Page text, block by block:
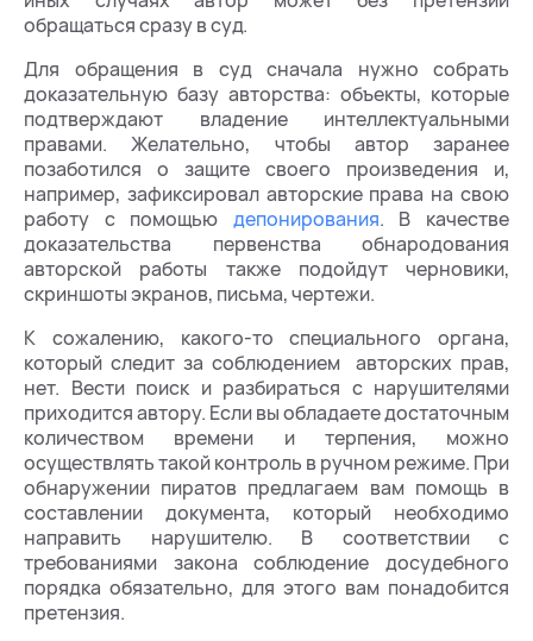
обращаться сразу в суд.
Для обращения в суд сначала нужно собрать
доказательную базу авторства: объекты, которые
подтверждают владение интеллектуальными
правами. Желательно, чтобы автор заранее
позаботился о защите своего произведения и,
например, зафиксировал авторские права на свою
работу с помощью депонирования. В качестве
доказательства первенства обнародования
авторской работы также подойдут черновики,
скриншоты экранов, письма, чертежи.
К сожалению, какого-то специального органа,
который следит за соблюдением авторских прав,
нет. Вести поиск и разбираться с нарушителями
приходится автору. Если вы обладаете достаточным
количеством времени и терпения, можно
осуществлять такой контроль в ручном режиме. При
обнаружении пиратов предлагаем вам помощь в
составлении документа, который необходимо
направить нарушителю. В соответствии с
требованиями закона соблюдение досудебного
порядка обязательно, для этого вам понадобится
претензия.